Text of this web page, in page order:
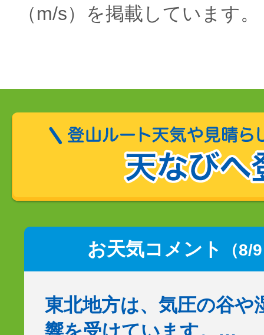
（m/s）を掲載しています。
お天気コメント （8/
東北地方は、気圧の谷や